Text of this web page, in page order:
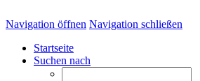
Navigation öffnen Navigation schließen
Startseite
Suchen nach